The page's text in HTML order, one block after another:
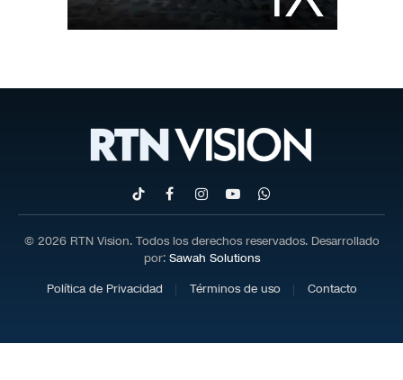
TikTokFacebookInstagram
YouTubeWhatsApp
© 2026 RTN Vision. Todos los derechos reservados. Desarrollado
por: Sawah Solutions
Política de Privacidad
Términos de uso Contacto